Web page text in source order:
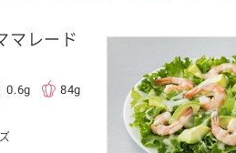
マレード
0.6g 84g